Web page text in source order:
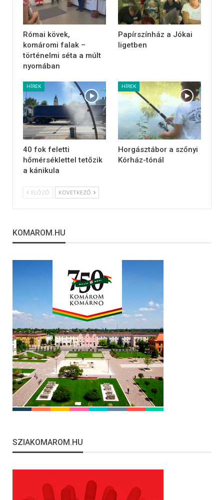
Római kövek,
komáromi falak –
történelmi séta a múlt
nyomában
Papírszínház a Jókai
ligetben
HÍREK
40 fok feletti
hőmérséklettel tetőzik
a kánikula
HÍREK
Horgásztábor a szőnyi
Kórház-tónál
ELŐZŐ KÖVETKEZŐ
KOMAROM.HU
SZIAKOMAROM.HU